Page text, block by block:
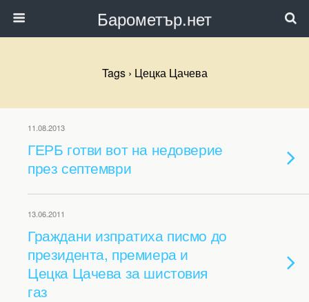
Барометър.нет
Tags › Цецка Цачева
11.08.2013
ГЕРБ готви вот на недоверие
през септември
13.06.2011
Граждани изпратиха писмо до
президента, премиера и
Цецка Цачева за шистовия
газ